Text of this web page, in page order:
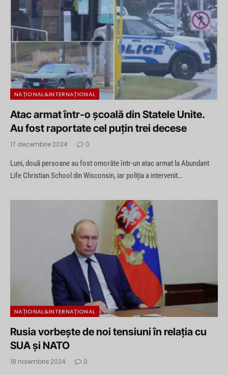
NAȚIONAL&INTERNAȚIONAL
Atac armat într-o școală din Statele Unite.
Au fost raportate cel puțin trei decese
17 decembrie 2024 0
Luni, două persoane au fost omorâte într-un atac armat la Abundant
Life Christian School din Wisconsin, iar poliția a intervenit…
NAȚIONAL&INTERNAȚIONAL
Rusia vorbește de noi tensiuni în relația cu
SUA și NATO
18 noiembrie 2024 0